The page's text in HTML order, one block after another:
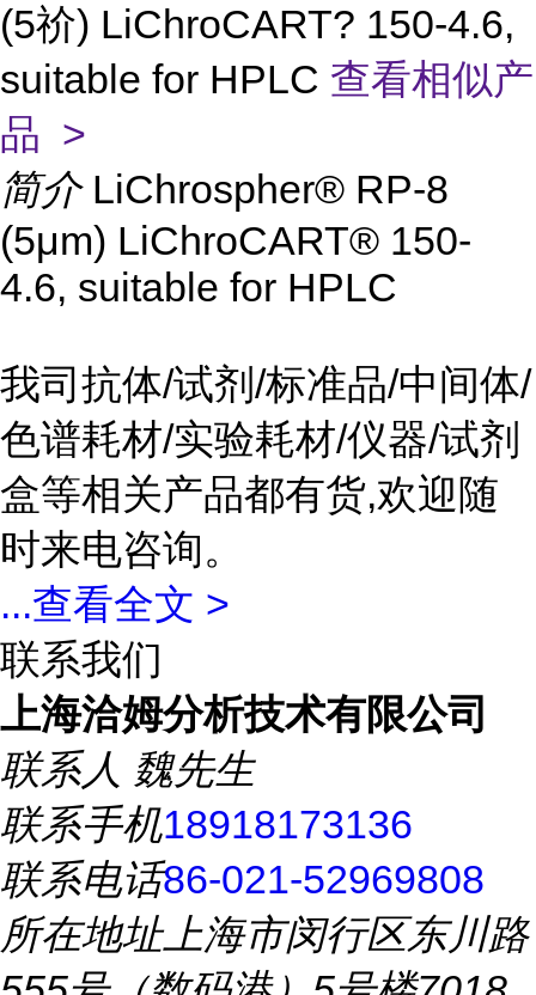
(5祄) LiChroCART? 150-4.6,
suitable for HPLC 查看相似产
品 >
简介 LiChrospher® RP-8
(5μm) LiChroCART® 150-
4.6, suitable for HPLC
我司抗体/试剂/标准品/中间体/
色谱耗材/实验耗材/仪器/试剂
盒等相关产品都有货,欢迎随
时来电咨询。
...查看全文 >
联系我们
上海洽姆分析技术有限公司
联系人 魏先生
联系手机18918173136
联系电话86-021-52969808
所在地址上海市闵行区东川路